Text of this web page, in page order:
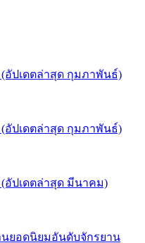
(อัปเดตล่าสุด กุมภาพันธ์)
(อัปเดตล่าสุด กุมภาพันธ์)
อัปเดตล่าสุด มีนาคม)
นยอดนิยมอันดับจักรยาน